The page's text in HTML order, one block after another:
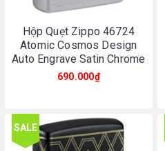
Hộp Quẹt Zippo 46724
Atomic Cosmos Design
Auto Engrave Satin Chrome
690.000₫
SALE